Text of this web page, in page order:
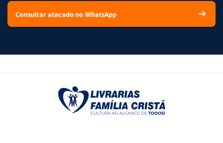
Consultar atacado no WhatsApp